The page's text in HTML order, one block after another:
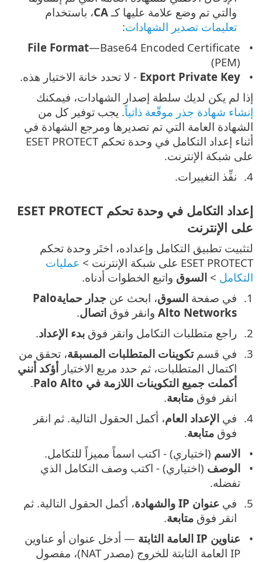
والتي تم وضع علامة عليها كـCA، باستخدام
تعليمات تصدير الشهادات:
File Format—Base64 Encoded Certificate
(PEM)
Export Private Key - لا تحدد خانة الاختيار هذه.
إذا لم يكن لديك سلطة إصدار الشهادات، فيمكنك
إنشاء شهادة جذر موقّعة ذاتياً. يجب توفير كل من
الشهادة العامة التي تم تصديرها ومرجع الشهادة في
أثناء إعداد التكامل في وحدة تحكم ESET PROTECT
على شبكة الإنترنت.
نفِّذ التغييرات.
إعداد التكامل في وحدة تحكم ESET PROTECT
على الإنترنت
لتثبيت تطبيق التكامل وإعداده، اختَر وحدة تحكم
ESET PROTECT على شبكة الإنترنت >
عمليات
التكامل > السوق واتبع الخطوات أدناه.
في صفحة السوق، ابحث عن
جدار حمايةPalo
Alto Networks وانقر فوق اتصال.
راجع متطلبات التكامل وانقر فوق بدء الإعداد.
في قسمتكوينات المتطلبات المسبقة، تحقق من
اكتمال المتطلبات، ثم حدد مربع الاختيار أؤكد أنني
أكملت جميع التكوينات اللازمة في Palo Alto
.
انقر فوق ‎ متابعة.
في الإعداد العام، أكمل الحقول التالية. ثم انقر
فوق متابعة.
الاسم (اختياري) - اكتب اسماً مميزاً للتكامل.
الوصف (اختياري) - اكتب وصف التكامل الذي
تفضله.
في عنوان IP والشهادة
، أكمل الحقول التالية. ثم
انقر فوق متابعة.
عناوين IP العامة الثابتة
— أدخل عنوان أو عناوين
IP العامة الثابتة للخروج (مصدر NAT)، مفصول